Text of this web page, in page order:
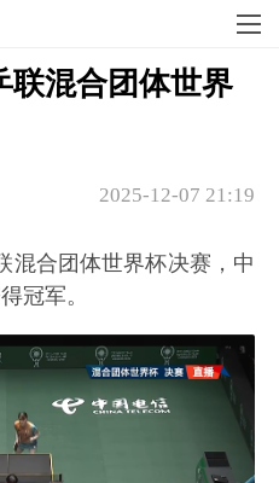
联混合团体世界
2025-12-07 21:19
混合团体世界杯决赛，中
冠军。